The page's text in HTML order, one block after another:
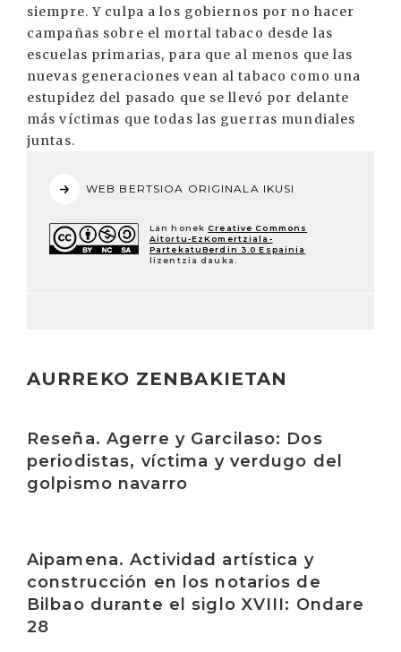
siempre. Y culpa a los gobiernos por no hacer
campañas sobre el mortal tabaco desde las
escuelas primarias, para que al menos que las
nuevas generaciones vean al tabaco como una
estupidez del pasado que se llevó por delante
más víctimas que todas las guerras mundiales
juntas.
WEB BERTSIOA ORIGINALA IKUSI
Lan honek Creative Commons
Aitortu-EzKomertziala-
PartekatuBerdin 3.0 Espainia
lizentzia dauka.
AURREKO ZENBAKIETAN
Reseña. Agerre y Garcilaso: Dos
periodistas, víctima y verdugo del
golpismo navarro
Aipamena. Actividad artística y
construcción en los notarios de
Bilbao durante el siglo XVIII: Ondare
28